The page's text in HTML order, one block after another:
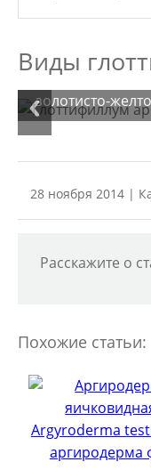
Виды
верхняя
золотисто-
28 ноября 2014 |
Расскажите о
Похожие статьи: